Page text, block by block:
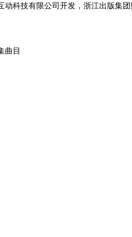
动科技有限公司开发，浙江出版
曲目